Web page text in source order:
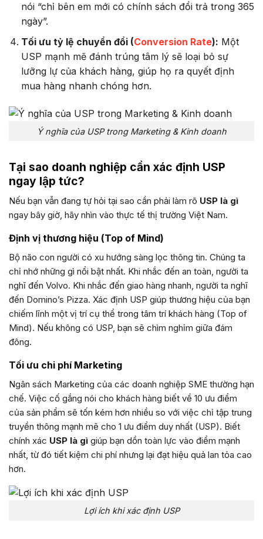
nói “chỉ bên em mới có chính sách đổi trả trong 365
ngày”.
Tối ưu tỷ lệ chuyển đổi (Conversion Rate): Một
USP mạnh mẽ đánh trúng tâm lý sẽ loại bỏ sự
lưỡng lự của khách hàng, giúp họ ra quyết định
mua hàng nhanh chóng hơn.
Ý nghĩa của USP trong Marketing & Kinh doanh
Tại sao doanh nghiệp cần xác định USP
ngay lập tức?
Nếu bạn vẫn đang tự hỏi tại sao cần phải làm rõ USP là gì
ngay bây giờ, hãy nhìn vào thực tế thị trường Việt Nam.
Định vị thương hiệu (Top of Mind)
Bộ não con người có xu hướng sàng lọc thông tin. Chúng ta
chỉ nhớ những gì nổi bật nhất. Khi nhắc đến an toàn, người ta
nghĩ đến Volvo. Khi nhắc đến giao hàng nhanh, người ta nghĩ
đến Domino’s Pizza. Xác định USP giúp thương hiệu của bạn
chiếm lĩnh một vị trí cụ thể trong tâm trí khách hàng (Top of
Mind). Nếu không có USP, bạn sẽ chìm nghỉm giữa đám
đông.
Tối ưu chi phí Marketing
Ngân sách Marketing của các doanh nghiệp SME thường hạn
chế. Việc cố gắng nói cho khách hàng biết về 10 ưu điểm
của sản phẩm sẽ tốn kém hơn nhiều so với việc chỉ tập trung
truyền thông mạnh mẽ cho 1 ưu điểm duy nhất (USP). Biết
chính xác USP là gì giúp bạn dồn toàn lực vào điểm mạnh
nhất, từ đó tiết kiệm chi phí nhưng lại đạt hiệu quả lan tỏa cao
hơn.
Lợi ích khi xác định USP